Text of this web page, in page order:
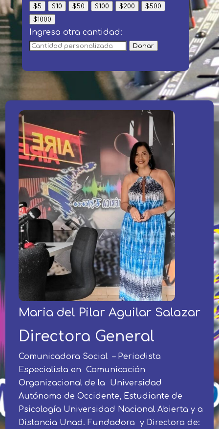
$5 $10 $50 $100 $200
$500
$1000
Ingresa otra cantidad:
Donar
Maria del Pilar Aguilar Salazar
Directora General
Comunicadora Social – Periodista
Especialista en Comunicación
Organizacional de la Universidad
Autónoma de Occidente, Estudiante de
Psicología Universidad Nacional Abierta y a
Distancia Unad. Fundadora y Directora de: